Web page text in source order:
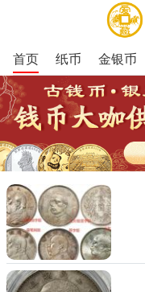
首页 纸币 金银币